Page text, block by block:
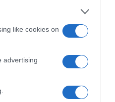
like cookies on
advertising
à
à